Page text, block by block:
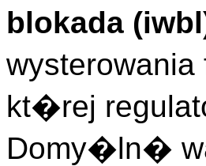
blokada (iwbl
kt�rej
Domy�ln�